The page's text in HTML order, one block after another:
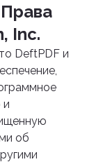
Inc.
DeftPDF и
и
об